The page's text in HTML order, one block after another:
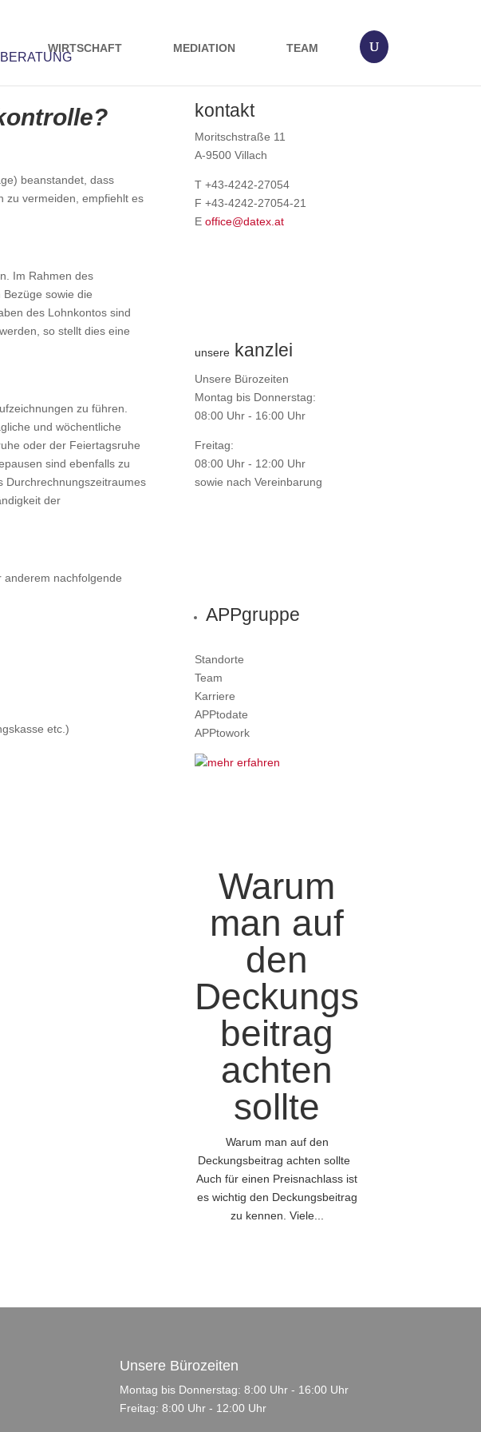
WIRTSCHAFT MEDIATION TEAM
beanstandet, dass
zu vermeiden, empfiehlt es
Im Rahmen des
sowie die
des Lohnkontos sind
so stellt dies eine
zu führen.
und wöchentliche
oder der Feiertagsruhe
sind ebenfalls zu
Durchrechnungszeitraumes
der
anderem nachfolgende
etc.)
kontakt
Moritschstraße 11
A-9500 Villach
T +43-4242-27054
F +43-4242-27054-21
Eoffice@datex.at
unsere kanzlei
Unsere Bürozeiten
Montag bis Donnerstag:
08:00 Uhr - 16:00 Uhr
Freitag:
08:00 Uhr - 12:00 Uhr
sowie nach Vereinbarung
APPgruppe
Standorte
Team
Karriere
APPtodate
APPtowork
Warum
man auf
den
Deckungs
beitrag
achten
sollte
Warum man auf den
Deckungsbeitrag achten sollte
Auch für einen Preisnachlass ist
es wichtig den Deckungsbeitrag
zu kennen. Viele...
Unsere Bürozeiten
Montag bis Donnerstag: 8:00 Uhr - 16:00 Uhr
Freitag: 8:00 Uhr - 12:00 Uhr